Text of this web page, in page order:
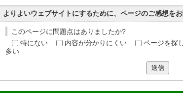
よりよいウェブサイトにするために、ページのご感想をお
このページに問題点はありましたか?
特にない
内容が分かりにくい ページを探
多い
送信